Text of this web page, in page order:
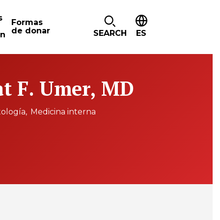
Formas
de donar
SEARCH ES
F. Umer, MD
Medicina interna